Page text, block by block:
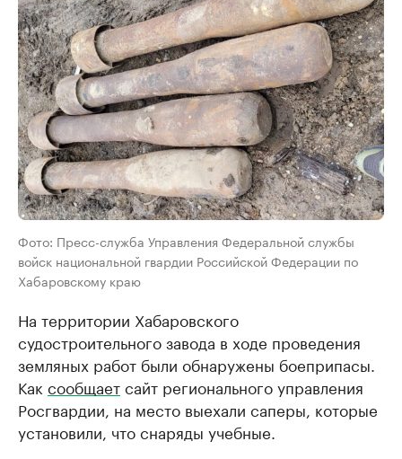
Фото: Пресс-служба Управления Федеральной службы
войск национальной гвардии Российской Федерации по
Хабаровскому краю
На территории Хабаровского
судостроительного завода в ходе проведения
земляных работ были обнаружены боеприпасы.
Как сообщаетсайт регионального управления
Росгвардии, на место выехали саперы, которые
установили, что снаряды учебные.